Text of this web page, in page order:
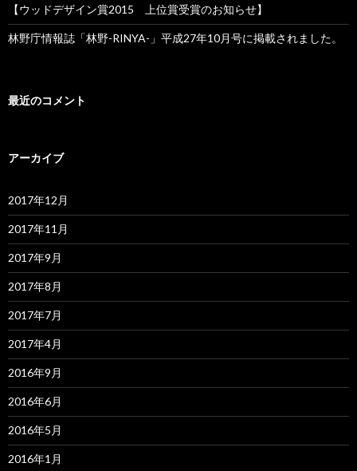
【ウッドデザイン賞2015 上位賞受賞のお知らせ】
林野庁情報誌「林野-RINYA-」平成27年10月号に掲載されました。
最近のコメント
アーカイブ
2017年12月
2017年11月
2017年9月
2017年8月
2017年7月
2017年4月
2016年9月
2016年6月
2016年5月
2016年1月